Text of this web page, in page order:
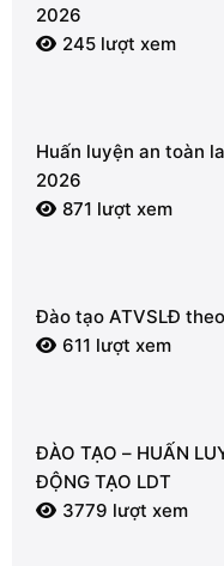
2026
245 lượt xem
Huấn luyện an toàn
2026
871 lượt xem
Đào tạo ATVSLĐ
611 lượt xem
ĐÀO TẠO – HUẤN
ĐỘNG TẠO LDT
3779 lượt xem